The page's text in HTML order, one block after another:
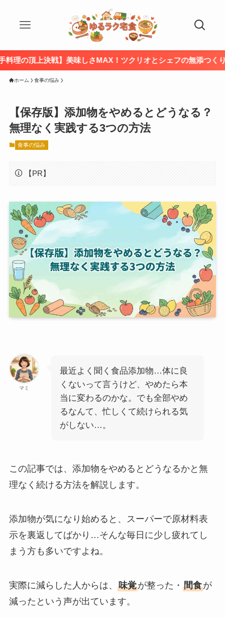
】美味しさMAX！ツクリオとシェフの無添つくりおきを徹底比
ホーム 食事の悩み
【保存版】添加物をやめるとどうなる？
無理なく実践する3つの方法
食事の悩み
【PR】
マミ
最近よく聞く食品添加物…体に良
くないって言うけど、やめたら本
当に変わるのかな。でも全部やめ
るなんて、忙しくて続けられる気
がしない…。
この記事では、添加物をやめるとどうなるかと無
理なく続ける方法を解説します。
添加物が気になり始めると、スーパーで原材料表
示を裏返してばかり…そんな毎日に少し疲れてし
まう方も多いですよね。
実際に減らした人からは、 味覚が整った・ 間食が
減ったという声が出ています。